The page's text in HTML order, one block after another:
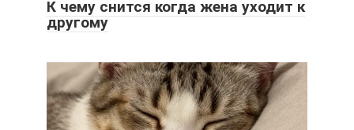
К чему снится когда жена уходит к
другому